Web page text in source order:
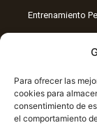
Para ofrecer las
cookies para
consentimiento de
el comportamiento
Entrenamiento
Entrenamiento